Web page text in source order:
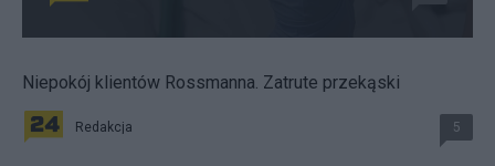
Niepokój klientów Rossmanna. Zatrute przekąski
Redakcja 5